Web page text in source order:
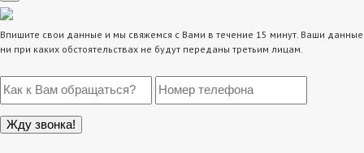
Впишите свои данные и мы свяжемся с Вами в течение 15 минут. Ваши данные
ни при каких обстоятельствах не будут переданы третьим лицам.